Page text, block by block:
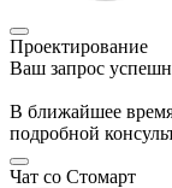
Проектирование
Ваш запрос
В ближайшее
подробной
Чат со Стомарт